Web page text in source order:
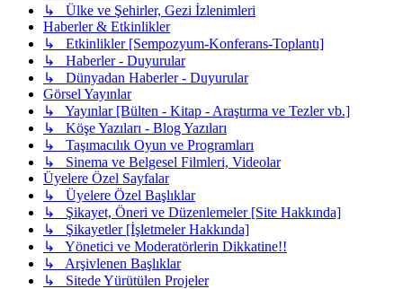
↳ Ülke ve Şehirler, Gezi İzlenimleri
Haberler & Etkinlikler
↳ Etkinlikler [Sempozyum-Konferans-Toplantı]
↳ Haberler - Duyurular
↳ Dünyadan Haberler - Duyurular
Görsel Yayınlar
↳ Yayınlar [Bülten - Kitap - Araştırma ve Tezler vb.]
↳ Köşe Yazıları - Blog Yazıları
↳ Taşımacılık Oyun ve Programları
↳ Sinema ve Belgesel Filmleri, Videolar
Üyelere Özel Sayfalar
↳ Üyelere Özel Başlıklar
↳ Şikayet, Öneri ve Düzenlemeler [Site Hakkında]
↳ Şikayetler [İşletmeler Hakkında]
↳ Yönetici ve Moderatörlerin Dikkatine!!
↳ Arşivlenen Başlıklar
↳ Sitede Yürütülen Projeler